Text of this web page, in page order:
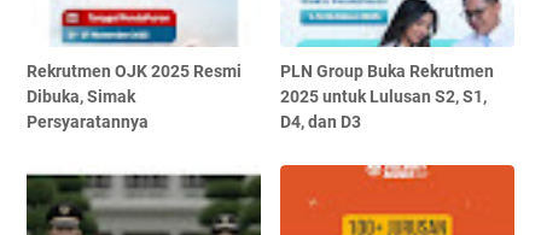
Rekrutmen OJK 2025 Resmi
Dibuka, Simak
Persyaratannya
PLN Group Buka Rekrutmen
2025 untuk Lulusan S2, S1,
D4, dan D3